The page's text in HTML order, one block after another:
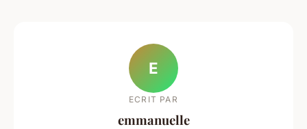
E
ECRIT PAR
emmanuelle